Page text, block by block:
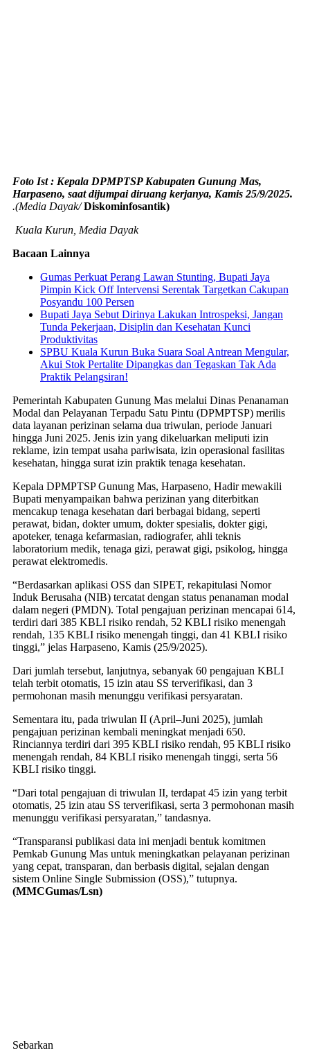
Foto Ist : Kepala DPMPTSP Kabupaten Gunung Mas,
Harpaseno, saat dijumpai diruang kerjanya, Kamis 25/9/2025.
.(Media Dayak/Diskominfosantik)
Kuala Kurun, Media Dayak
Bacaan Lainnya
Gumas Perkuat Perang Lawan Stunting, Bupati Jaya
Pimpin Kick Off Intervensi Serentak Targetkan Cakupan
Posyandu 100 Persen
Bupati Jaya Sebut Dirinya Lakukan Introspeksi, Jangan
Tunda Pekerjaan, Disiplin dan Kesehatan Kunci
Produktivitas
SPBU Kuala Kurun Buka Suara Soal Antrean Mengular,
Akui Stok Pertalite Dipangkas dan Tegaskan Tak Ada
Praktik Pelangsiran!
Pemerintah Kabupaten Gunung Mas melalui Dinas Penanaman
Modal dan Pelayanan Terpadu Satu Pintu (DPMPTSP) merilis
data layanan perizinan selama dua triwulan, periode Januari
hingga Juni 2025. Jenis izin yang dikeluarkan meliputi izin
reklame, izin tempat usaha pariwisata, izin operasional fasilitas
kesehatan, hingga surat izin praktik tenaga kesehatan.
Kepala DPMPTSP Gunung Mas, Harpaseno, Hadir mewakili
Bupati menyampaikan bahwa perizinan yang diterbitkan
mencakup tenaga kesehatan dari berbagai bidang, seperti
perawat, bidan, dokter umum, dokter spesialis, dokter gigi,
apoteker, tenaga kefarmasian, radiografer, ahli teknis
laboratorium medik, tenaga gizi, perawat gigi, psikolog, hingga
perawat elektromedis.
“Berdasarkan aplikasi OSS dan SIPET, rekapitulasi Nomor
Induk Berusaha (NIB) tercatat dengan status penanaman modal
dalam negeri (PMDN). Total pengajuan perizinan mencapai 614,
terdiri dari 385 KBLI risiko rendah, 52 KBLI risiko menengah
rendah, 135 KBLI risiko menengah tinggi, dan 41 KBLI risiko
tinggi,” jelas Harpaseno, Kamis (25/9/2025).
Dari jumlah tersebut, lanjutnya, sebanyak 60 pengajuan KBLI
telah terbit otomatis, 15 izin atau SS terverifikasi, dan 3
permohonan masih menunggu verifikasi persyaratan.
Sementara itu, pada triwulan II (April–Juni 2025), jumlah
pengajuan perizinan kembali meningkat menjadi 650.
Rinciannya terdiri dari 395 KBLI risiko rendah, 95 KBLI risiko
menengah rendah, 84 KBLI risiko menengah tinggi, serta 56
KBLI risiko tinggi.
“Dari total pengajuan di triwulan II, terdapat 45 izin yang terbit
otomatis, 25 izin atau SS terverifikasi, serta 3 permohonan masih
menunggu verifikasi persyaratan,” tandasnya.
“Transparansi publikasi data ini menjadi bentuk komitmen
Pemkab Gunung Mas untuk meningkatkan pelayanan perizinan
yang cepat, transparan, dan berbasis digital, sejalan dengan
sistem Online Single Submission (OSS),” tutupnya.
(MMCGumas/Lsn)
Sebarkan